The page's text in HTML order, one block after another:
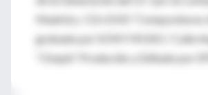
Madrid y CD+DVD “Compositores
grabado por SONY MUSIC/ Calle
“Chopin” Producido y Editado por